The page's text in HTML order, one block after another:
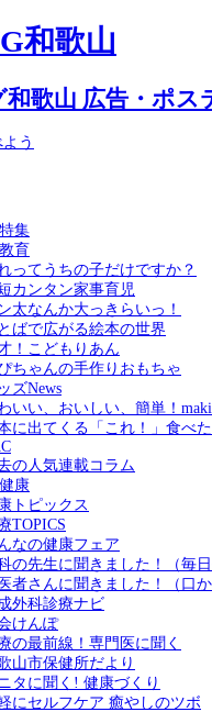
集
育
ってうちの子だけですか？
カンタン家事育児
太なんか大っきらいっ！
ばで広がる絵本の世界
！こどもりあん
ちゃんの手作りおもちゃ
ズNews
いい、おいしい、簡単！
に出てくる「これ！」食べ
の人気連載コラム
康
トピックス
TOPICS
なの健康フェア
の先生に聞きました！（毎
者さんに聞きました！（口
外科診療ナビ
けんぽ
の最前線！専門医に聞く
山市保健所だより
タに聞く! 健康づくり
にセルフケア 癒やしのツボ